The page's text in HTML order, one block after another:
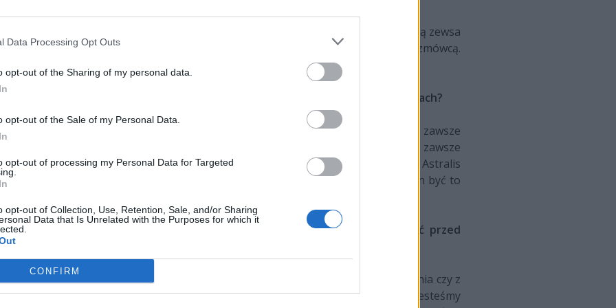
Data Processing Opt Outs
opt-out of the Sharing of my personal data.
opt-out of the Sale of my Personal Data.
opt-out of processing my Personal Data for Targeted
opt-out of Collection, Use, Retention, Sale, and/or Sharing
Data that Is Unrelated with the Purposes for which it
CONFIRM
rzecz dla nas. Teraz mamy adreNa, który bardzo dobrze zna się na strategii. Rolą zewsa
bardzo dobrze sprawdzał się w prowadzeniu konwersacji, był świetnym rozmówcą.
kogoś takiego. Podobnie jest z Ericiem.
byly dość bliskie. Co sprawia, że czujecie się pewni w kluczowych momentach?
Nie trenowaliśmy wcześniej za wiele Overpassa. To były mecze BO1, więc to zawsze
się dobrze. Osobiście uważam, że każdy pojedynek w takim formacie będzie zawsze
czegoś nieracjonalnego, chociażby jak compLexity, które chciało pokonać Astralis
ale jeśli tylko dojdzie do starcia na bardziej neutralnej mapie, to powinien być to
aspekty gry.
offach Majora, powrócicie więc po roku do Spodka. Jakie to uczucie zagrać przed
zadania. Naszym celem było przejście Fazy Nowych Legend, bez znaczenia czy z
się do kolejnej fazy. To oczywiście inna atmosfera dla nas, ale wszyscy jesteśmy